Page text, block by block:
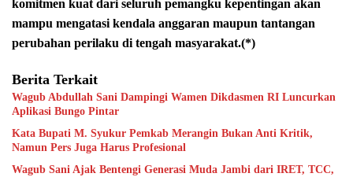
komitmen kuat dari seluruh pemangku kepentingan akan
mampu mengatasi kendala anggaran maupun tantangan
perubahan perilaku di tengah masyarakat.(*)
Berita Terkait
Wagub Abdullah Sani Dampingi Wamen Dikdasmen RI Luncurkan
Aplikasi Bungo Pintar
Kata Bupati M. Syukur Pemkab Merangin Bukan Anti Kritik,
Namun Pers Juga Harus Profesional
Wagub Sani Ajak Bentengi Generasi Muda Jambi dari IRET, TCC,